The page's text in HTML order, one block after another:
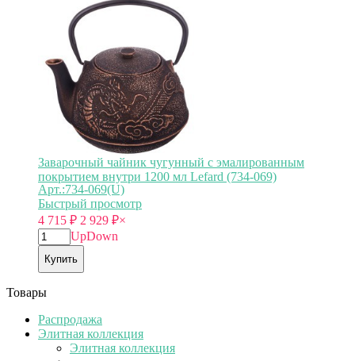
Заварочный чайник чугунный с эмалированным
покрытием внутри 1200 мл Lefard (734-069)
Арт.:734-069(U)
Быстрый просмотр
4 715 ₽ 2 929 ₽×
UpDown
Купить
Товары
Распродажа
Элитная коллекция
Элитная коллекция